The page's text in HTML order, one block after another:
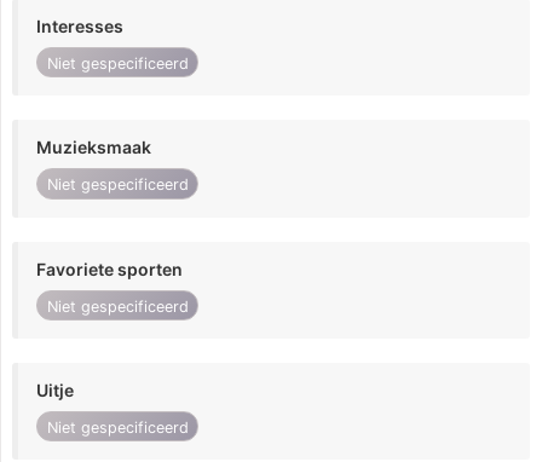
Interesses
Niet gespecificeerd
Muzieksmaak
Niet gespecificeerd
Favoriete sporten
Niet gespecificeerd
Uitje
Niet gespecificeerd